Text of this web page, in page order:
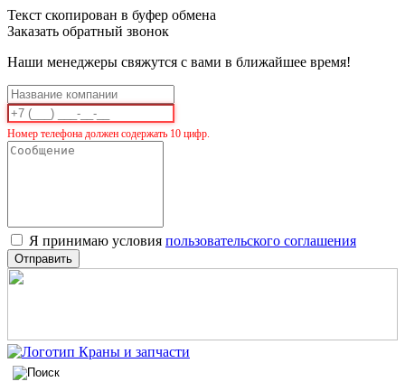
Текст скопирован в буфер обмена
Заказать обратный звонок
Наши менеджеры свяжутся с вами в ближайшее время!
Номер телефона должен содержать 10 цифр.
Я принимаю условия пользовательского соглашения
Отправить